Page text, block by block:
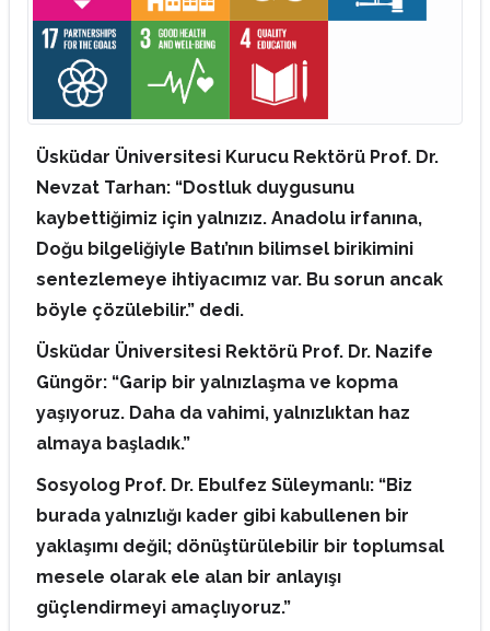
Üsküdar Üniversitesi Kurucu Rektörü Prof. Dr.
Nevzat Tarhan: “Dostluk duygusunu
kaybettiğimiz için yalnızız. Anadolu irfanına,
Doğu bilgeliğiyle Batı’nın bilimsel birikimini
sentezlemeye ihtiyacımız var. Bu sorun ancak
böyle çözülebilir.” dedi.
Üsküdar Üniversitesi Rektörü Prof. Dr. Nazife
Güngör: “Garip bir yalnızlaşma ve kopma
yaşıyoruz. Daha da vahimi, yalnızlıktan haz
almaya başladık.”
Sosyolog Prof. Dr. Ebulfez Süleymanlı: “Biz
burada yalnızlığı kader gibi kabullenen bir
yaklaşımı değil; dönüştürülebilir bir toplumsal
mesele olarak ele alan bir anlayışı
güçlendirmeyi amaçlıyoruz.”